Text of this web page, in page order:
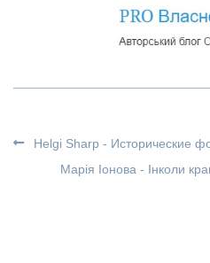
Helgi Sharp - Исторические
Марія Іонова - Інколи